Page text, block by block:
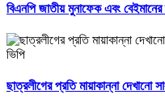
বিএনপি জাতীয় মুনাফেক এবং বেইমানের
ছাত্রলীগের প্রতি মায়াকান্না দেখানো